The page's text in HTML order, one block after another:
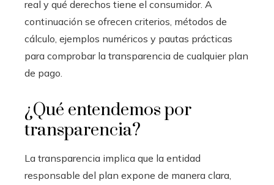
real y qué derechos tiene el consumidor. A
continuación se ofrecen criterios, métodos de
cálculo, ejemplos numéricos y pautas prácticas
para comprobar la transparencia de cualquier plan
de pago.
¿Qué entendemos por
transparencia?
La transparencia implica que la entidad
responsable del plan expone de manera clara,